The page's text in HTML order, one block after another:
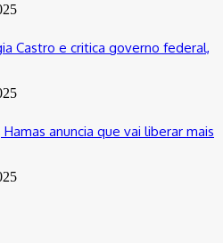
Castro e critica governo federal,
anuncia que vai liberar mais